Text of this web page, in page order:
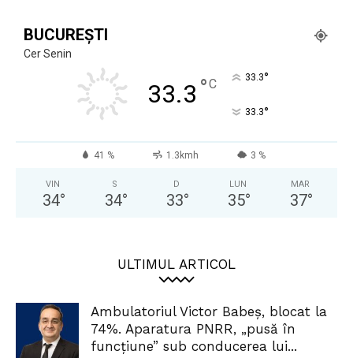
BUCUREȘTI
Cer Senin
33.3 °C 33.3°
33.3°
41 % 1.3kmh 3 %
VIN
34°
S
34°
D
33°
LUN
35°
MAR
37°
ULTIMUL ARTICOL
Ambulatoriul Victor Babeș, blocat la
74%. Aparatura PNRR, „pusă în
funcțiune” sub conducerea lui...